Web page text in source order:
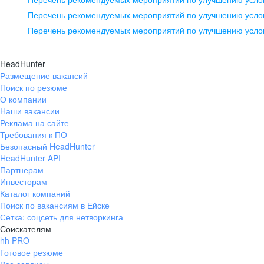
pr@ural.hh.ru
помещение 21
+7 383 207-94-64
pr@nsk.hh.ru
Перечень рекомендуемых мероприятий по улучшению
Перечень рекомендуемых мероприятий по улучшению
HeadHunter
Размещение вакансий
Поиск по резюме
О компании
Наши вакансии
Реклама на сайте
Требования к ПО
Безопасный HeadHunter
HeadHunter API
Партнерам
Инвесторам
Каталог компаний
Поиск по вакансиям в Ейске
Сетка: соцсеть для нетворкинга
Соискателям
hh PRO
Готовое резюме